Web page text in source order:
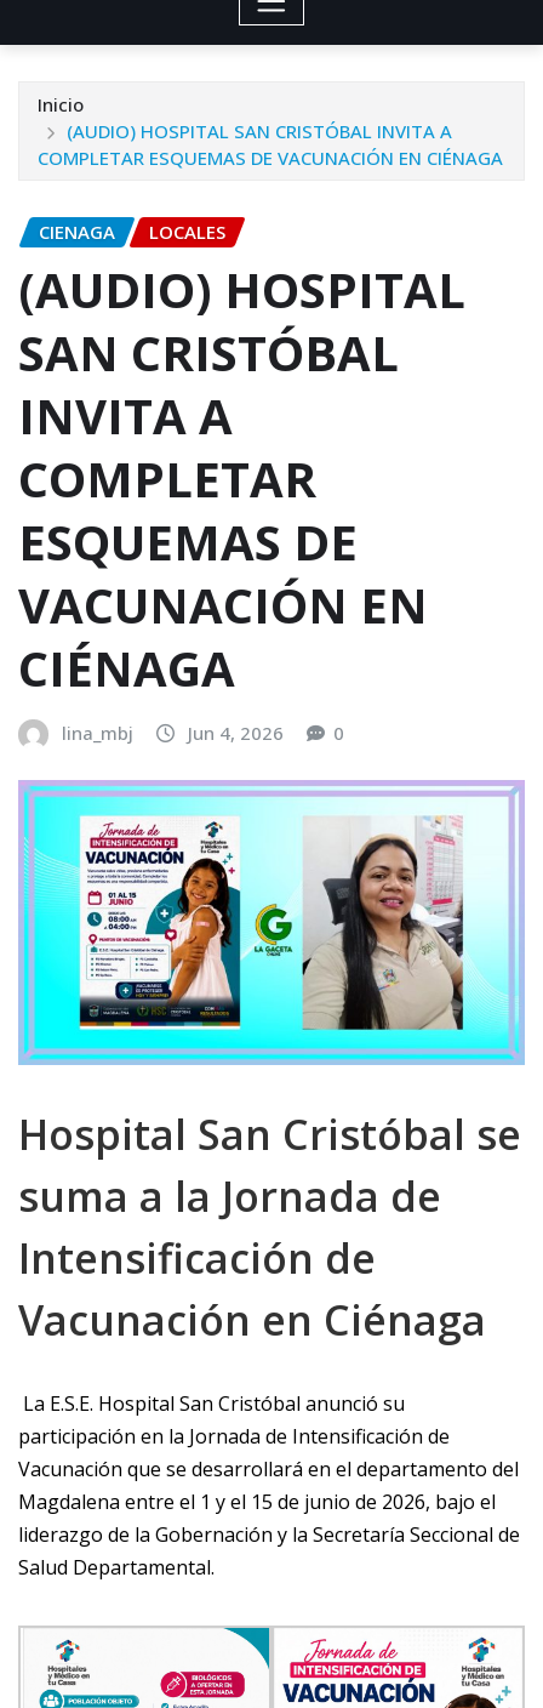
Inicio
(AUDIO) HOSPITAL SAN CRISTÓBAL INVITA A
COMPLETAR ESQUEMAS DE VACUNACIÓN EN CIÉNAGA
CIENAGA LOCALES
(AUDIO) HOSPITAL
SAN CRISTÓBAL
INVITA A
COMPLETAR
ESQUEMAS DE
VACUNACIÓN EN
CIÉNAGA
lina_mbj Jun 4, 2026 0
Hospital San Cristóbal se
suma a la Jornada de
Intensificación de
Vacunación en Ciénaga
La E.S.E. Hospital San Cristóbal anunció su
participación en la Jornada de Intensificación de
Vacunación que se desarrollará en el departamento del
Magdalena entre el 1 y el 15 de junio de 2026, bajo el
liderazgo de la Gobernación y la Secretaría Seccional de
Salud Departamental.